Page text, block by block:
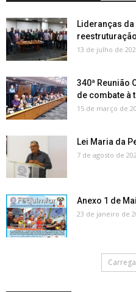
Lideranças
13 de julho de
340ª Reunião
de combate à
15 de março de
Lei Maria da
7 de agosto de
Anexo 1 de
23 de janeiro de